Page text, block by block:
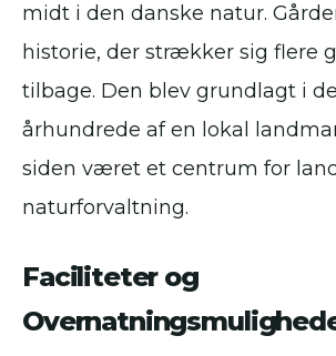
midt i den danske natur.
historie, der strækker sig flere
tilbage. Den blev grundlagt i
århundrede af en lokal
siden været et centrum for
naturforvaltning.
Faciliteter og